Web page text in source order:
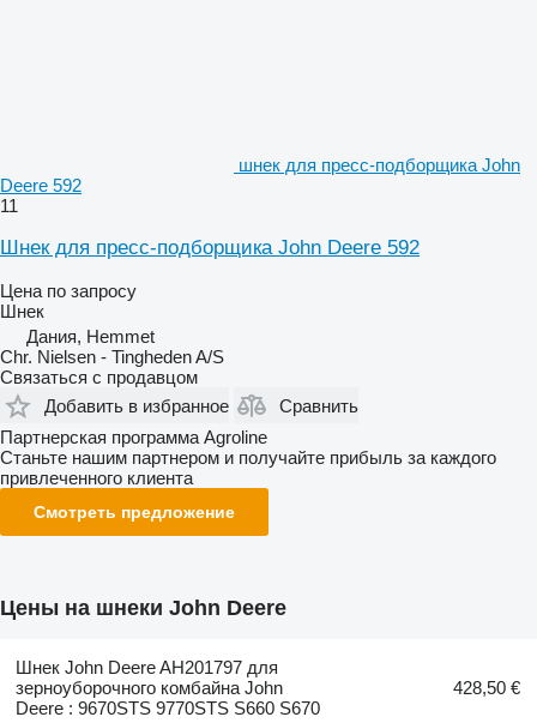
шнек для пресс-подборщика John
Deere 592
11
Шнек для пресс-подборщика John Deere 592
Цена по запросу
Шнек
Дания, Hemmet
Chr. Nielsen - Tingheden A/S
Связаться с продавцом
Добавить в избранное
Сравнить
Партнерская программа Agroline
Станьте нашим партнером и получайте прибыль за каждого
привлеченного клиента
Смотреть предложение
Цены на шнеки John Deere
Шнек John Deere AH201797 для
зерноуборочного комбайна John
Deere : 9670STS 9770STS S660 S670
428,50 €